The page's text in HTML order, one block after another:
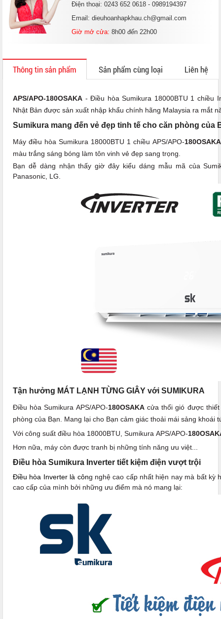
Điện thoại: 0243 652 0618 - 0989194397
Email: dieuhoanhapkhau.ch@gmail.com
Giờ mở cửa: 8h00 đến 22h00
Thông tin sản phẩm Sản phẩm cùng loại Liên hệ
APS/APO-180OSAKA - Điều hòa Sumikura 18000BTU 1 chiều
Nhật Bản được sản xuất nhập khẩu chính hãng Malaysia ra mắt
Sumikura mang đến vẻ đẹp tinh tế cho căn phòng của
Máy điều hòa Sumikura 18000BTU 1 chiều APS/APO-
màu trắng sáng bóng làm tôn vinh vẻ đẹp sang trọng.
Bạn dễ dàng nhận thấy giờ đây kiểu dáng mẫu mã của
Panasonic, LG.
Tận hưởng MÁT LẠNH TỪNG GIÂY với SUMIKURA
Điều hòa Sumikura APS/APO-180OSAKA cửa thổi gió được
phòng của Bạn. Mang lại cho Bạn cảm giác thoải mái sảng khoái
Với công suất điều hòa 18000BTU, Sumikura APS/APO-
Hơn nữa, máy còn được tranh bị những tính năng ưu việt...
Điều hòa Sumikura Inverter tiết kiệm điện vượt trội
Điều hòa Inverter là công nghệ cao cấp nhất hiện nay mà bất kỳ
cao cấp của mình bởi những ưu điểm mà nó mang lại: